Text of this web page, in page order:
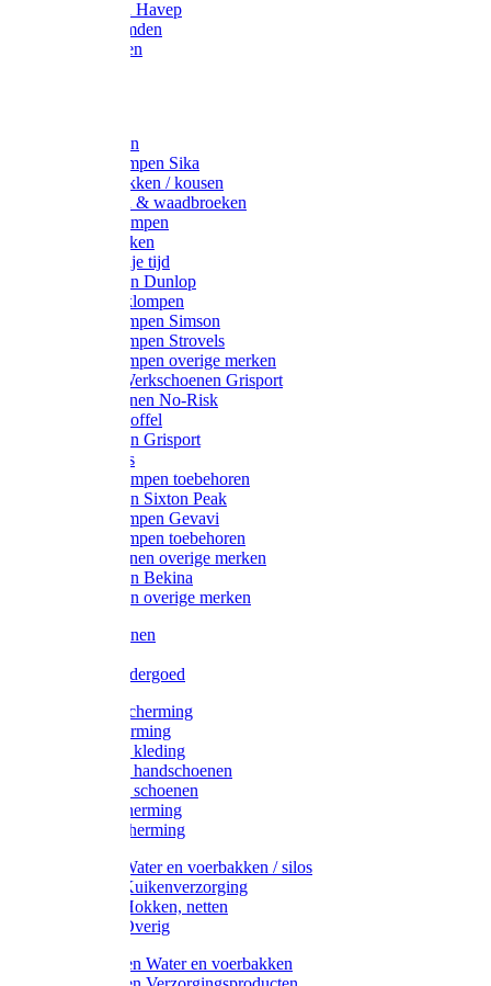
Werkjassen Havep
Thermohemden
Overhemden
Werksokken
Schoenklompen Sika
Thermo sokken / kousen
Lieslaarzen & waadbroeken
Houten klompen
Wandelsokken
Laarzen vrije tijd
Werklaarzen Dunlop
Kunststof klompen
Schoenklompen Simson
Schoenklompen Strovels
Schoenklompen overige merken
Wandel-/ Werkschoenen Grisport
Werkschoenen No-Risk
Klomppantoffel
Werklaarzen Grisport
Accessoires
Houten klompen toebehoren
Werklaarzen Sixton Peak
Schoenklompen Gevavi
Schoenklompen toebehoren
Werkschoenen overige merken
Werklaarzen Bekina
Werklaarzen overige merken
Handschoenen
Thermo ondergoed
Gehoorbescherming
Oogbescherming
Disposable kleding
Disposable handschoenen
Disposable schoenen
Mondbescherming
Hoofdbescherming
Pluimvee Water en voerbakken / silos
Pluimvee Kuikenverzorging
Pluimvee Hokken, netten
Pluimvee Overig
Knaagdieren Water en voerbakken